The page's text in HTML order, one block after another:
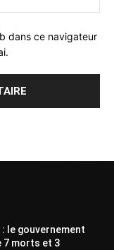
dans ce navigateur
le gouvernement
7 morts et 3